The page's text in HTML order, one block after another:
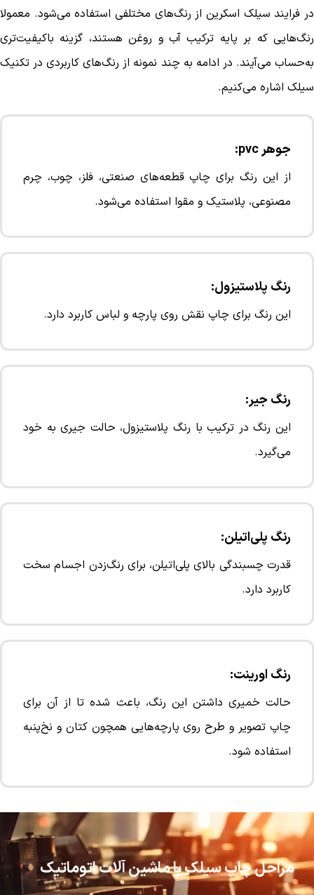
در فرایند سیلک اسکرین از رنگ‌های مختلفی استفاده می‌شود. معمولا
رنگ‌هایی که بر پایه ترکیب آب و روغن هستند، گزینه باکیفیت‌تری
به‌حساب می‌آیند. در ادامه به چند نمونه از رنگ‌های کاربردی در تکنیک
سیلک اشاره می‌کنیم.
جوهر pvc:
از این رنگ برای چاپ قطعه‌های صنعتی، فلز، چوب، چرم
مصنوعی، پلاستیک و مقوا استفاده می‌شود.
رنگ پلاستیزول:
این رنگ برای چاپ نقش روی پارچه و لباس کاربرد دارد.
رنگ جیر:
این رنگ در ترکیب با رنگ پلاستیزول، حالت جیری به خود
می‌گیرد.
رنگ پلی‌اتیلن:
قدرت چسبندگی بالای پلی‌اتیلن، برای رنگ‌زدن اجسام سخت
کاربرد دارد.
رنگ اورینت:
حالت خمیری داشتن این رنگ، باعث شده تا از آن برای
چاپ تصویر و طرح روی پارچه‌هایی همچون کتان و نخ‌پنبه
استفاده شود.
مراحل چاپ سیلک با ماشین آلات اتوماتیک